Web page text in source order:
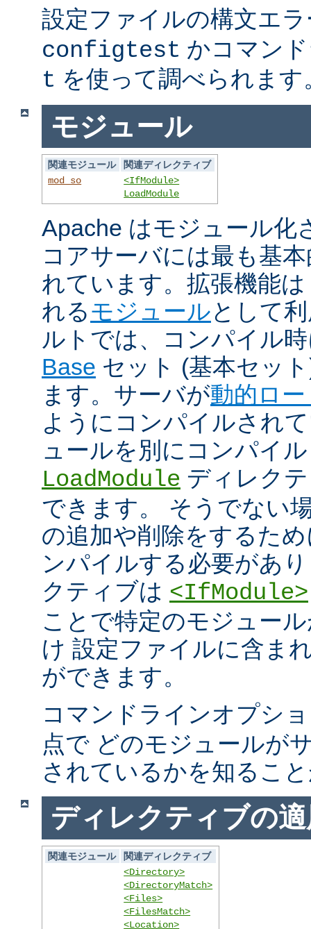
設定ファイルの構文エ
configtest かコマン
t を使って調べられます
モジュール
関連モジュール
関連ディレクティブ
mod_so
<IfModule>
LoadModule
Apache はモジュール化
コアサーバには最も基
れています。拡張機能
れるモジュールとして
ルトでは、コンパイル
Base セット (基本セッ
ます。サーバが動的ロ
ようにコンパイルされ
ュールを別にコンパイ
LoadModule ディレク
できます。 そうでない
の追加や削除をするた
ンパイルする必要があ
クティブは <IfModule>
ことで特定のモジュー
け 設定ファイルに含ま
ができます。
コマンドラインオプシ
点で どのモジュールが
されているかを知るこ
ディレクティブの
関連モジュール
関連ディレクティブ
<Directory>
<DirectoryMatch>
<Files>
<FilesMatch>
<Location>